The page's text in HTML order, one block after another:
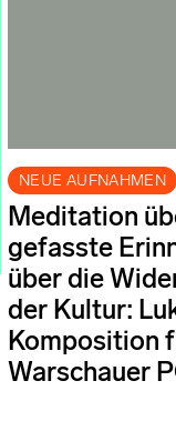
NEUE AUFNAHMEN
Meditation
gefasste
über die
der Kultur:
Komposition
Warschauer